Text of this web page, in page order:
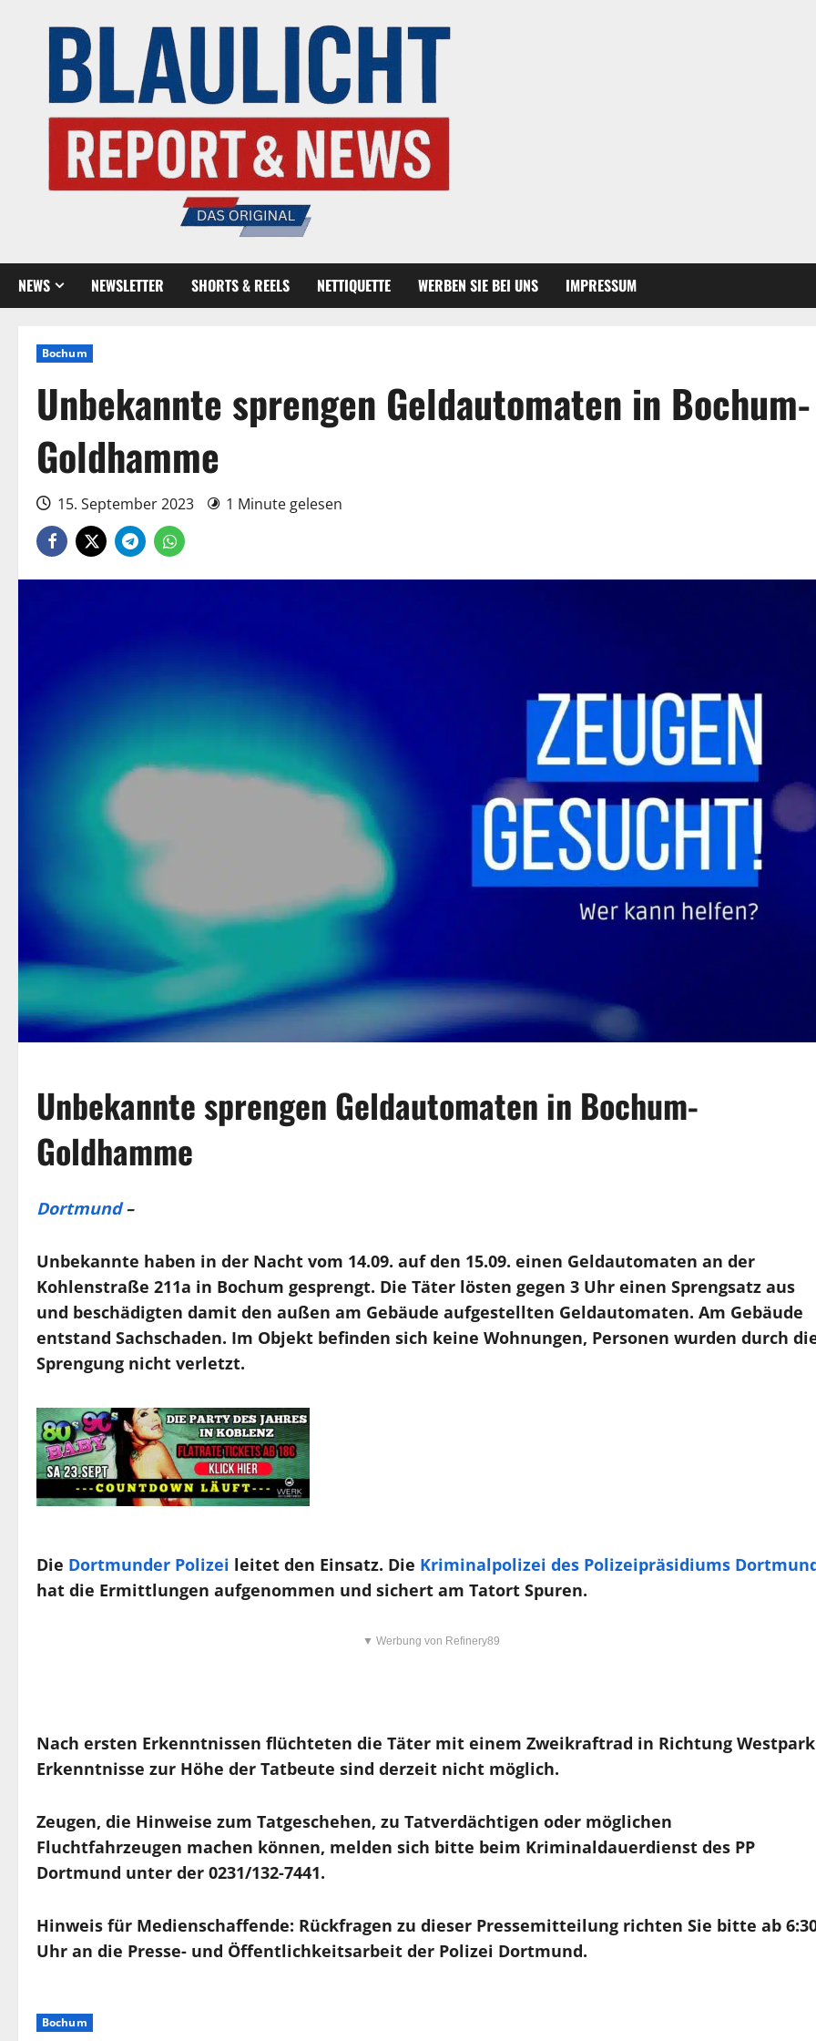
NEWS NEWSLETTER SHORTS & REELS NETTIQUETTE WERBEN SIE BEI UNS IMPRESSUM
Bochum
Unbekannte sprengen Geldautomaten in Bochum-
Goldhamme
15. September 2023 1 Minute gelesen
Unbekannte sprengen Geldautomaten in Bochum-
Goldhamme
Dortmund–
Unbekannte haben in der Nacht vom 14.09. auf den 15.09. einen Geldautomaten an der
Kohlenstraße 211a in Bochum gesprengt. Die Täter lösten gegen 3 Uhr einen Sprengsatz aus
und beschädigten damit den außen am Gebäude aufgestellten Geldautomaten. Am Gebäude
entstand Sachschaden. Im Objekt befinden sich keine Wohnungen, Personen wurden durch
Sprengung nicht verletzt.
Die Dortmunder Polizei leitet den Einsatz. Die Kriminalpolizei des Polizeipräsidiums
hat die Ermittlungen aufgenommen und sichert am Tatort Spuren.
▼ Werbung von Refinery89
Nach ersten Erkenntnissen flüchteten die Täter mit einem Zweikraftrad in Richtung
Erkenntnisse zur Höhe der Tatbeute sind derzeit nicht möglich.
Zeugen, die Hinweise zum Tatgeschehen, zu Tatverdächtigen oder möglichen
Fluchtfahrzeugen machen können, melden sich bitte beim Kriminaldauerdienst des PP
Dortmund unter der 0231/132-7441.
Hinweis für Medienschaffende: Rückfragen zu dieser Pressemitteilung richten Sie bitte ab
Uhr an die Presse- und Öffentlichkeitsarbeit der Polizei Dortmund.
Bochum